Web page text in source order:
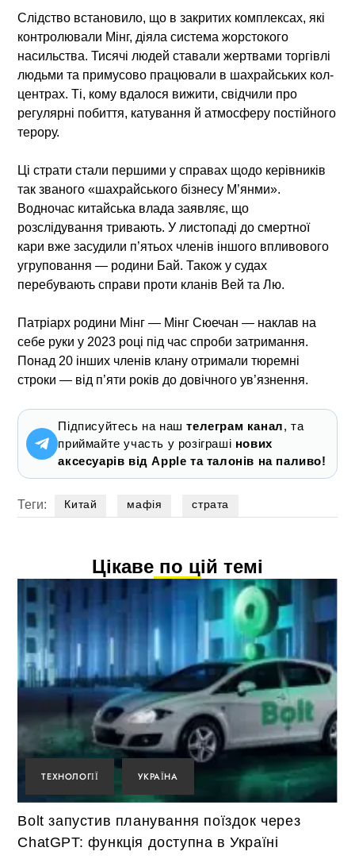
Слідство встановило, що в закритих комплексах, які
контролювали Мінг, діяла система жорстокого
насильства. Тисячі людей ставали жертвами торгівлі
людьми та примусово працювали в шахрайських кол-
центрах. Ті, кому вдалося вижити, свідчили про
регулярні побиття, катування й атмосферу постійного
терору.
Ці страти стали першими у справах щодо керівників
так званого «шахрайського бізнесу М’янми».
Водночас китайська влада заявляє, що
розслідування тривають. У листопаді до смертної
кари вже засудили п’ятьох членів іншого впливового
угруповання — родини Бай. Також у судах
перебувають справи проти кланів Вей та Лю.
Патріарх родини Мінг — Мінг Сюечан — наклав на
себе руки у 2023 році під час спроби затримання.
Понад 20 інших членів клану отримали тюремні
строки — від п’яти років до довічного ув’язнення.
Підписуйтесь на наштелеграм канал, та
приймайте участь у розіграші нових
аксесуарів від Apple та талонів на паливо!
Теги: Китай мафія страта
Цікаве по цій темі
ТЕХНОЛОГІЇ УКРАЇНА
Bolt запустив планування поїздок через
ChatGPT: функція доступна в Україні